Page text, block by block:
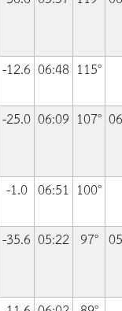
-12.6 06:48 115°
-25.0 06:09 107°
-1.0 06:51 100°
-35.6 05:22 97°